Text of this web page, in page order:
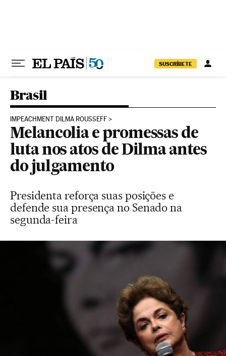
SUSCRÍBETE
Brasil
IMPEACHMENT DILMA ROUSSEFF
Melancolia e promessas de
luta nos atos de Dilma antes
do julgamento
Presidenta reforça suas posições e
defende sua presença no Senado na
segunda-feira